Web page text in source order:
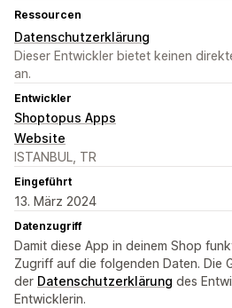
Ressourcen
Datenschutzerklärung
Dieser Entwickler bietet keinen
an.
Entwickler
Shoptopus Apps
Website
ISTANBUL, TR
Eingeführt
13. März 2024
Datenzugriff
Damit diese App in deinem Shop
Zugriff auf die folgenden Daten. Die
der Datenschutzerklärung des
Entwicklerin.